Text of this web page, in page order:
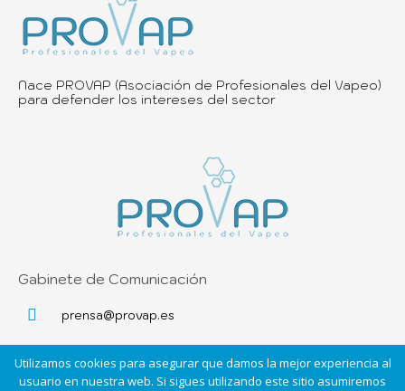
Nace PROVAP (Asociación de Profesionales del Vapeo)
para defender los intereses del sector
Gabinete de Comunicación
prensa@provap.es
Utilizamos cookies para asegurar que damos la mejor experiencia al
usuario en nuestra web. Si sigues utilizando este sitio asumiremos